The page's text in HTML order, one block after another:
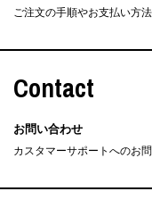
ご注文の手順やお支払い方
Contact
お問い合わせ
カスタマーサポートへのお